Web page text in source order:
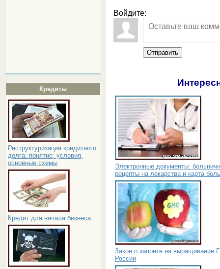
Кредиты
Реструктуризация кредитного
долга: понятие, условия,
основные схемы
Кредит для начала бизнеса
Войдите:
Отправить
Электронные документы:
рецепты на лекарства и карта
Закон о запрете на выращивание
России